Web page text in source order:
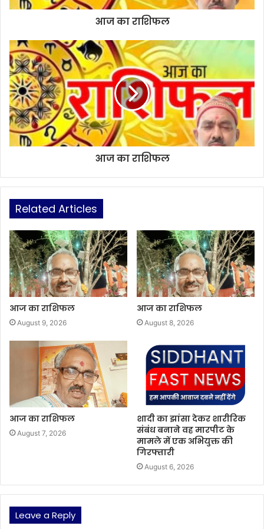
आज का राशिफल
आज का राशिफल
Related Articles
आज का राशिफल
August 9, 2026
आज का राशिफल
August 8, 2026
आज का राशिफल
August 7, 2026
शादी का झांसा देकर शारीरिक
संबंध बनाने वह मारपीट के
मामले में एक अभियुक्त की
गिरफ्तारी
August 6, 2026
Leave a Reply